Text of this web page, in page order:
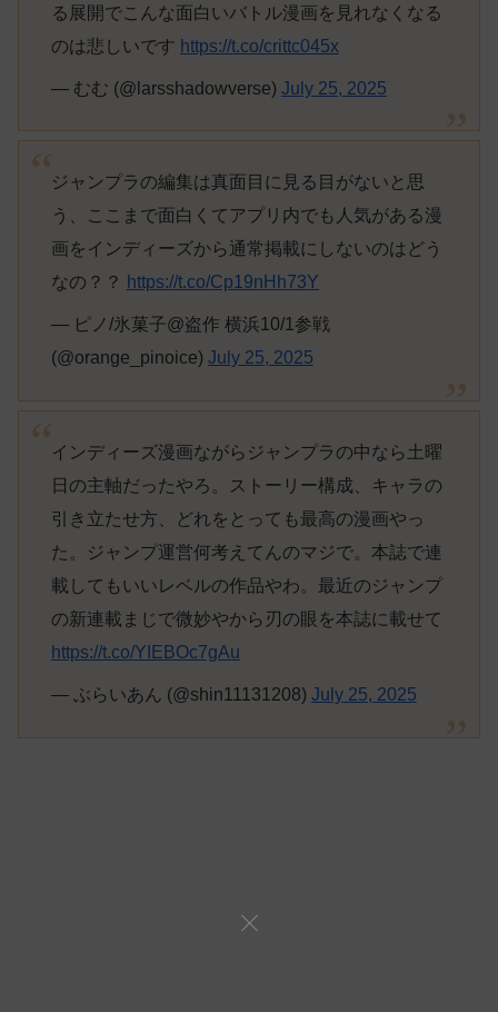
る展開でこんな面白いバトル漫画を見れなくなる
のは悲しいです https://t.co/crittc045x
— むむ (@larsshadowverse) July 25, 2025
ジャンプラの編集は真面目に見る目がないと思
う、ここまで面白くてアプリ内でも人気がある漫
画をインディーズから通常掲載にしないのはどう
なの？？
https://t.co/Cp19nHh73Y
— ピノ/氷菓子@盗作 横浜10/1参戦
(@orange_pinoice) July 25, 2025
インディーズ漫画ながらジャンプラの中なら土曜
日の主軸だったやろ。ストーリー構成、キャラの
引き立たせ方、どれをとっても最高の漫画やっ
た。ジャンプ運営何考えてんのマジで。本誌で連
載してもいいレベルの作品やわ。最近のジャンプ
の新連載まじで微妙やから刃の眼を本誌に載せて
https://t.co/YIEBOc7gAu
— ぶらいあん (@shin11131208) July 25, 2025